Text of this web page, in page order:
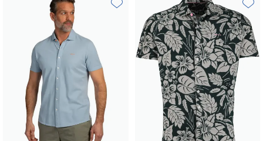
Toevoegen aan favorieten